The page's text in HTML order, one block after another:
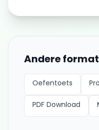
Andere
Oefentoets
PDF Download